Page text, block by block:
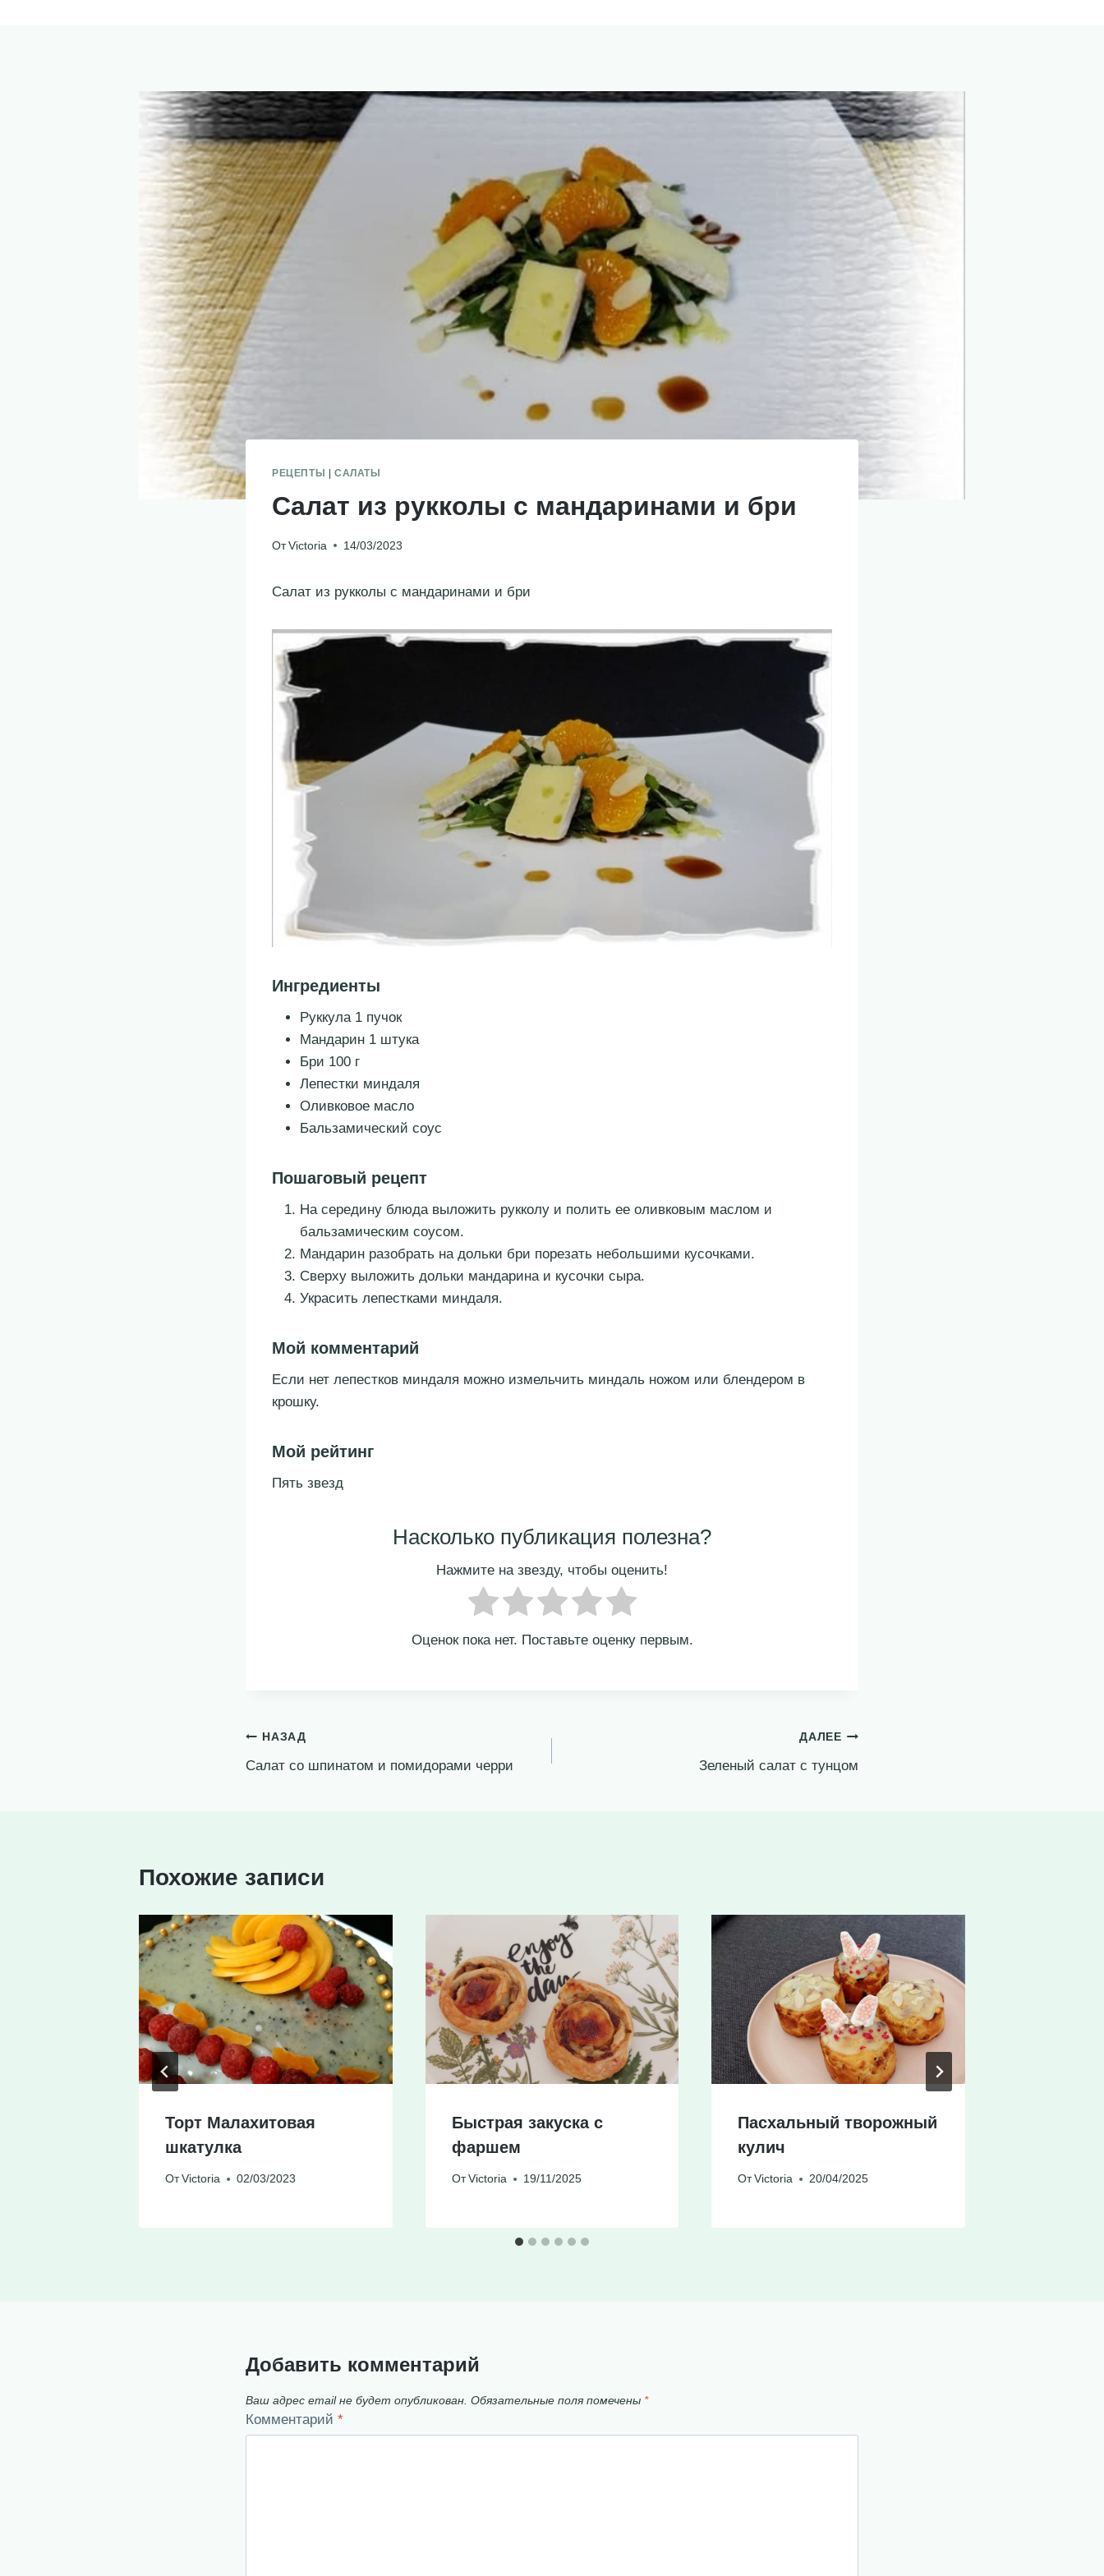
РЕЦЕПТЫ САЛАТЫ
Салат из рукколы с мандаринами и бри
От Victoria 14/03/2023
Салат из рукколы с мандаринами и бри
Ингредиенты
Руккула 1 пучок
Мандарин 1 штука
Бри 100 г
Лепестки миндаля
Оливковое масло
Бальзамический соус
Пошаговый рецепт
На середину блюда выложить рукколу и полить ее оливковым маслом и
бальзамическим соусом.
Мандарин разобрать на дольки бри порезать небольшими кусочками.
Сверху выложить дольки мандарина и кусочки сыра.
Украсить лепестками миндаля.
Мой комментарий
Если нет лепестков миндаля можно измельчить миндаль ножом или блендером в
крошку.
Мой рейтинг
Пять звезд
Насколько публикация полезна?
Нажмите на звезду, чтобы оценить!
Оценок пока нет. Поставьте оценку первым.
Навигация
по
НАЗАД
Салат со шпинатом и помидорами черри
ДАЛЕЕ
Зеленый салат с тунцом
Похожие записи
Торт Малахитовая
шкатулка
От Victoria 02/03/2023
Быстрая закуска с
фаршем
От Victoria 19/11/2025
Пасхальный творожный
кулич
От Victoria 20/04/2025
Добавить комментарий
Ваш адрес email не будет опубликован. Обязательные поля помечены *
Комментарий *